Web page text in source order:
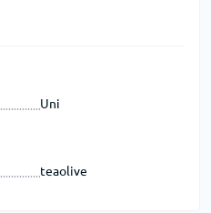
Uni
teaolive